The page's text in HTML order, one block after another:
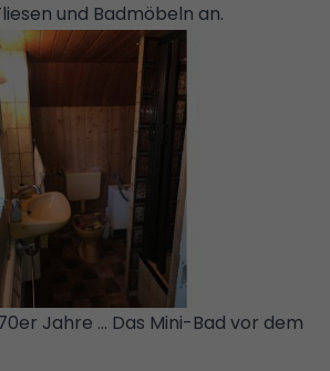
und Badmöbeln an.
Jahre ... Das Mini-Bad vor dem